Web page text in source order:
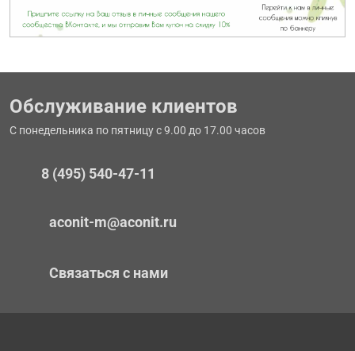
Обслуживание клиентов
С понедельника по пятницу с 9.00 до 17.00 часов
8 (495) 540-47-11
aconit-m@aconit.ru
Связаться с нами